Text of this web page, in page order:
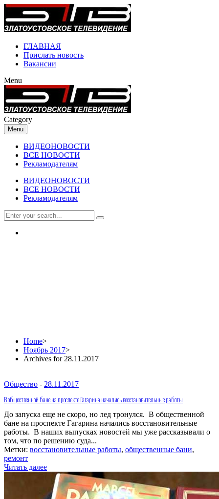
ГЛАВНАЯ
Прислать новость
Вакансии
Menu
Category
Menu
ВИДЕОНОВОСТИ
ВСЕ НОВОСТИ
Рекламодателям
ВИДЕОНОВОСТИ
ВСЕ НОВОСТИ
Рекламодателям
Home>
Ноябрь 2017>
Archives for 28.11.2017
Общество - 28.11.2017
В общественной бане на проспекте Гагарина начались восстановительные работы
До запуска еще не скоро, но лед тронулся. В общественной
бане на проспекте Гагарина начались восстановительные
работы. В наших выпусках новостей мы уже рассказывали о
том, что по решению суда...
Метки: восстановительные работы, общественные бани,
ремонт
Читать далее